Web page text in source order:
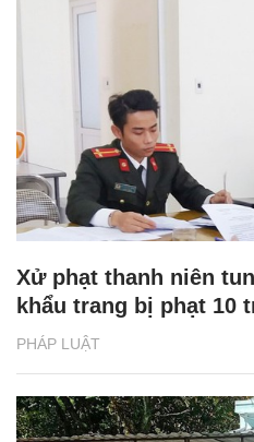
PHÁP LUẬT
Xử phạt thanh niên
khẩu trang bị phạt 10